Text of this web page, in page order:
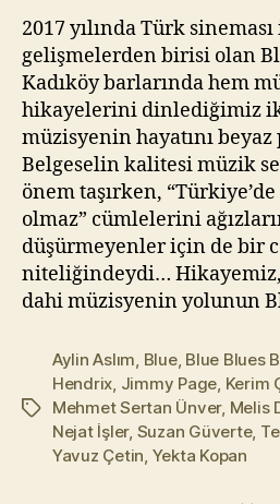
2017 yılında Türk
gelişmelerden birisi olan
Kadıköy barlarında hem
hikayelerini dinlediğimiz
müzisyenin hayatını beyaz
Belgeselin kalitesi müzik
önem taşırken,
olmaz” cümlelerini
düşürmeyenler için de bir
niteliğindeydi… Hikayemiz,
dahi müzisyenin yolunun
Etiketler
Aylin Aslım Blue, Blue Blues
Hendrix Jimmy Page Kerim
Mehmet Sertan Ünver, Melis
Nejat İşler, Suzan Güverte,
Yavuz Çetin Yekta Kopan